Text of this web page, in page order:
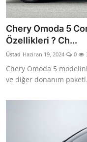
Chery Omoda 5
Özellikleri ? Ch...
Üstad Haziran 19, 2024 0
Chery Omoda 5
ve diğer donanım